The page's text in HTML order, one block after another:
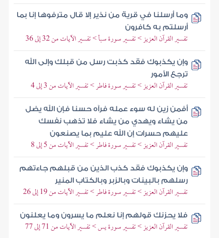
وما أرسلنا في قرية من نذير إلا قال مترفوها إنا بما
أرسلتم به كافرون
تفسير القرآن العزيز > تفسير سورة سبأ > تفسير الآيات من 32 إلى 36
وإن يكذبوك فقد كذبت رسل من قبلك وإلى الله
ترجع الأمور
تفسير القرآن العزيز > تفسير سورة فاطر > تفسير الآيات من 3 إلى 4
أفمن زين له سوء عمله فرآه حسنا فإن الله يضل
من يشاء ويهدي من يشاء فلا تذهب نفسك
عليهم حسرات إن الله عليم بما يصنعون
تفسير القرآن العزيز > تفسير سورة فاطر > تفسير الآيات من 5 إلى 8
وإن يكذبوك فقد كذب الذين من قبلهم جاءتهم
رسلهم بالبينات وبالزبر وبالكتاب المنير
تفسير القرآن العزيز > تفسير سورة فاطر > تفسير الآيات من 19 إلى 26
فلا يحزنك قولهم إنا نعلم ما يسرون وما يعلنون
تفسير القرآن العزيز > تفسير سورة يس > تفسير الآيات من 71 إلى 77